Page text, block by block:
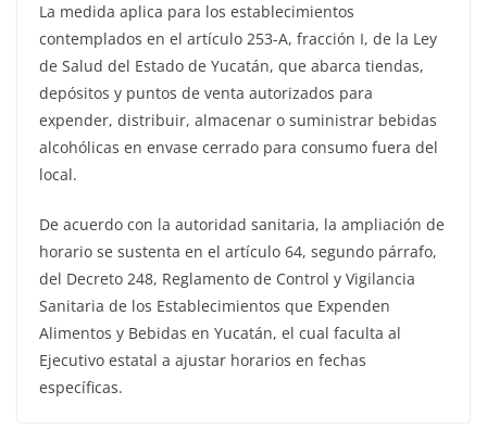
La medida aplica para los establecimientos
contemplados en el artículo 253-A, fracción I, de la Ley
de Salud del Estado de Yucatán, que abarca tiendas,
depósitos y puntos de venta autorizados para
expender, distribuir, almacenar o suministrar bebidas
alcohólicas en envase cerrado para consumo fuera del
local.
De acuerdo con la autoridad sanitaria, la ampliación de
horario se sustenta en el artículo 64, segundo párrafo,
del Decreto 248, Reglamento de Control y Vigilancia
Sanitaria de los Establecimientos que Expenden
Alimentos y Bebidas en Yucatán, el cual faculta al
Ejecutivo estatal a ajustar horarios en fechas
específicas.